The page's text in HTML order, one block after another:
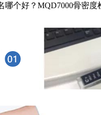
哪个好？MQD7000骨密度